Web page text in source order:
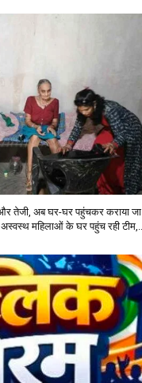
तेजी, अब घर-घर पहुंचकर कराया जा
अस्वस्थ महिलाओं के घर पहुंच रही टीम,...